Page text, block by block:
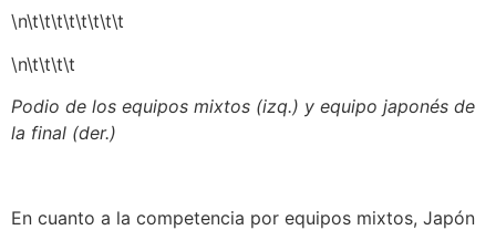
\n\t\t\t\t\t\t\t\t
\n\t\t\t\t
Podio de los equipos mixtos (izq.) y equipo japonés de
la final (der.)
En cuanto a la competencia por equipos mixtos, Japón